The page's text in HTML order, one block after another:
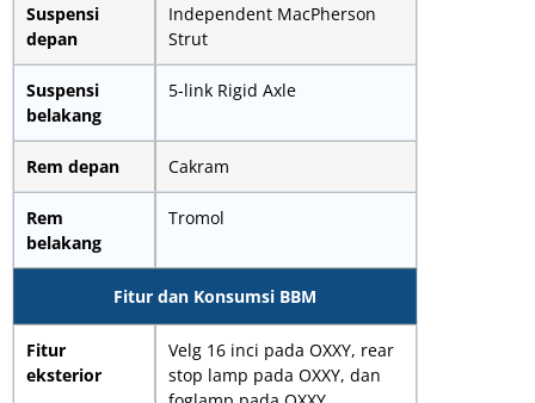
Suspensi
depan
Independent MacPherson
Strut
Suspensi
belakang
5-link Rigid Axle
Rem depan Cakram
Rem
belakang
Tromol
Fitur dan Konsumsi BBM
Fitur
eksterior
Velg 16 inci pada OXXY, rear
stop lamp pada OXXY, dan